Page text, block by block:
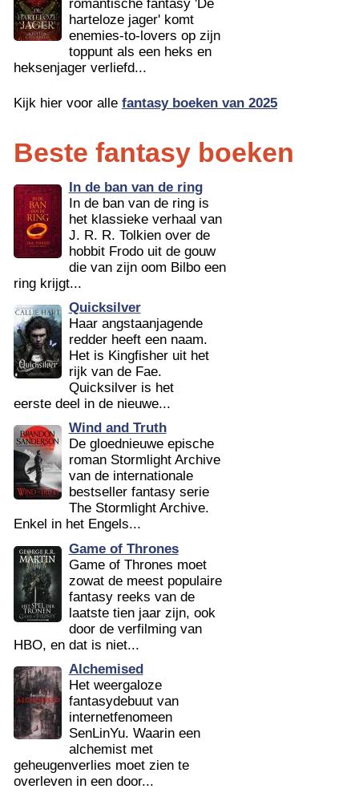
romantische fantasy 'De
harteloze jager' komt
enemies-to-lovers op zijn
toppunt als een heks en
heksenjager verliefd...
Kijk hier voor alle fantasy boeken van 2025
Beste fantasy boeken
In de ban van de ring
In de ban van de ring is
het klassieke verhaal van
J. R. R. Tolkien over de
hobbit Frodo uit de gouw
die van zijn oom Bilbo een
ring krijgt...
Quicksilver
Haar angstaanjagende
redder heeft een naam.
Het is Kingfisher uit het
rijk van de Fae.
Quicksilver is het
eerste deel in de nieuwe...
Wind and Truth
De gloednieuwe epische
roman Stormlight Archive
van de internationale
bestseller fantasy serie
The Stormlight Archive.
Enkel in het Engels...
Game of Thrones
Game of Thrones moet
zowat de meest populaire
fantasy reeks van de
laatste tien jaar zijn, ook
door de verfilming van
HBO, en dat is niet...
Alchemised
Het weergaloze
fantasydebuut van
internetfenomeen
SenLinYu. Waarin een
alchemist met
geheugenverlies moet zien te
overleven in een door...